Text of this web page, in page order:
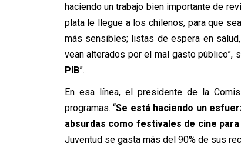
haciendo un trabajo bien importante de
plata le llegue a los chilenos, para que
más sensibles; listas de espera en
vean alterados por el mal gasto público”,
PIB”.
En esa línea, el presidente de la
programas. “Se está haciendo un
absurdas como festivales de cine
Juventud se gasta más del 90% de sus